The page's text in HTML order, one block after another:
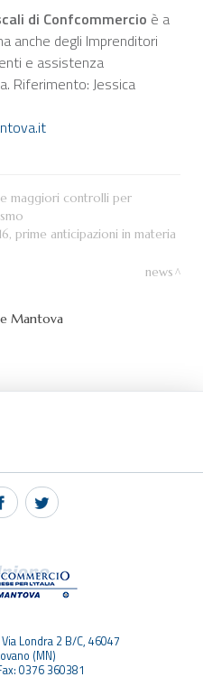
di Confcommercio è a
anche degli Imprenditori
e assistenza
Riferimento: Jessica
maggiori controlli per
prime anticipazioni in materia
news
Mantova
Londra 2 B/C, 46047
(MN)
0376 360381